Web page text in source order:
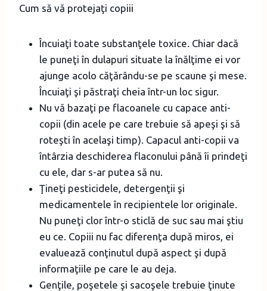
Cum să vă protejaţi copiii
Încuiaţi toate substanţele toxice. Chiar dacă
le puneţi în dulapuri situate la înălţime ei vor
ajunge acolo căţărându-se pe scaune şi mese.
Încuiaţi şi păstraţi cheia într-un loc sigur.
Nu vă bazaţi pe flacoanele cu capace anti-
copii (din acele pe care trebuie să apeşi şi să
roteşti în acelaşi timp). Capacul anti-copii va
întârzia deschiderea flaconului până îi prindeţi
cu ele, dar s-ar putea să nu.
Ţineţi pesticidele, detergenţii şi
medicamentele în recipientele lor originale.
Nu puneţi clor într-o sticlă de suc sau mai ştiu
eu ce. Copiii nu fac diferenţa după miros, ei
evaluează conţinutul după aspect şi după
informaţiile pe care le au deja.
Genţile, poşetele şi sacoşele trebuie ţinute